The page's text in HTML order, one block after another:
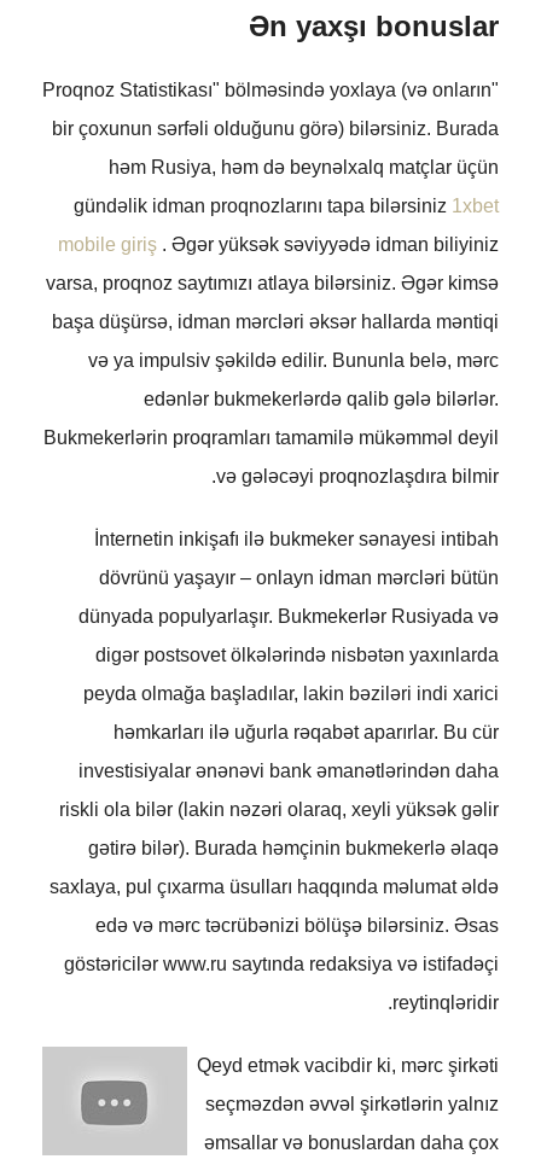
Ən yaxşı bonuslar
"Proqnoz Statistikası" bölməsində yoxlaya (və onların
bir çoxunun sərfəli olduğunu görə) bilərsiniz. Burada
həm Rusiya, həm də beynəlxalq matçlar üçün
gündəlik idman proqnozlarını tapa bilərsiniz 1xbet
mobile giriş . Əgər yüksək səviyyədə idman biliyiniz
varsa, proqnoz saytımızı atlaya bilərsiniz. Əgər kimsə
başa düşürsə, idman mərcləri əksər hallarda məntiqi
və ya impulsiv şəkildə edilir. Bununla belə, mərc
edənlər bukmekerlərdə qalib gələ bilərlər.
Bukmekerlərin proqramları tamamilə mükəmməl deyil
və gələcəyi proqnozlaşdıra bilmir.
İnternetin inkişafı ilə bukmeker sənayesi intibah
dövrünü yaşayır – onlayn idman mərcləri bütün
dünyada populyarlaşır. Bukmekerlər Rusiyada və
digər postsovet ölkələrində nisbətən yaxınlarda
peyda olmağa başladılar, lakin bəziləri indi xarici
həmkarları ilə uğurla rəqabət aparırlar. Bu cür
investisiyalar ənənəvi bank əmanətlərindən daha
riskli ola bilər (lakin nəzəri olaraq, xeyli yüksək gəlir
gətirə bilər). Burada həmçinin bukmekerlə əlaqə
saxlaya, pul çıxarma üsulları haqqında məlumat əldə
edə və mərc təcrübənizi bölüşə bilərsiniz. Əsas
göstəricilər www.ru saytında redaksiya və istifadəçi
reytinqləridir.
Qeyd etmək vacibdir ki, mərc şirkəti
seçməzdən əvvəl şirkətlərin yalnız
əmsallar və bonuslardan daha çox